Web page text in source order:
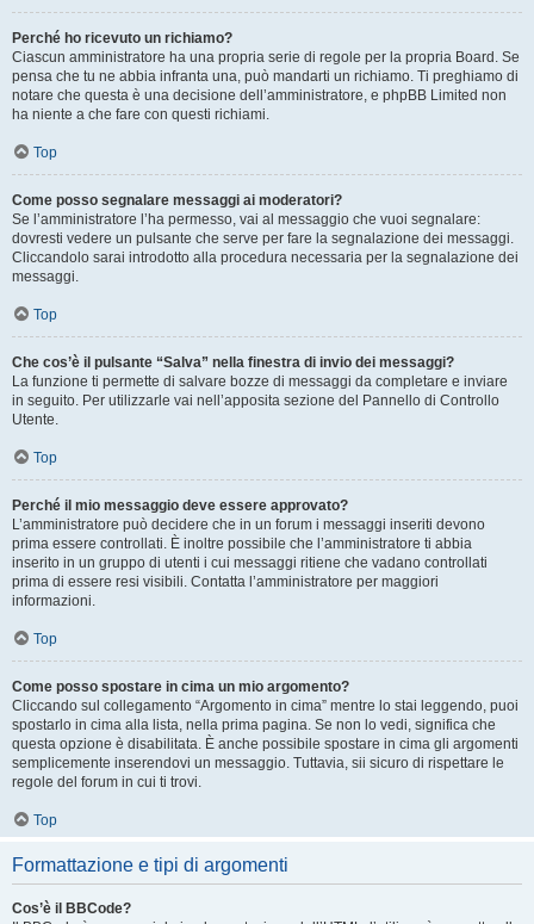
Perché ho ricevuto un richiamo?
Ciascun amministratore ha una propria serie di regole per la propria Board. Se
pensa che tu ne abbia infranta una, può mandarti un richiamo. Ti preghiamo di
notare che questa è una decisione dell’amministratore, e phpBB Limited non
ha niente a che fare con questi richiami.
Top
Come posso segnalare messaggi ai moderatori?
Se l’amministratore l’ha permesso, vai al messaggio che vuoi segnalare:
dovresti vedere un pulsante che serve per fare la segnalazione dei messaggi.
Cliccandolo sarai introdotto alla procedura necessaria per la segnalazione dei
messaggi.
Top
Che cos’è il pulsante “Salva” nella finestra di invio dei messaggi?
La funzione ti permette di salvare bozze di messaggi da completare e inviare
in seguito. Per utilizzarle vai nell’apposita sezione del Pannello di Controllo
Utente.
Top
Perché il mio messaggio deve essere approvato?
L’amministratore può decidere che in un forum i messaggi inseriti devono
prima essere controllati. È inoltre possibile che l’amministratore ti abbia
inserito in un gruppo di utenti i cui messaggi ritiene che vadano controllati
prima di essere resi visibili. Contatta l’amministratore per maggiori
informazioni.
Top
Come posso spostare in cima un mio argomento?
Cliccando sul collegamento “Argomento in cima” mentre lo stai leggendo, puoi
spostarlo in cima alla lista, nella prima pagina. Se non lo vedi, significa che
questa opzione è disabilitata. È anche possibile spostare in cima gli argomenti
semplicemente inserendovi un messaggio. Tuttavia, sii sicuro di rispettare le
regole del forum in cui ti trovi.
Top
Formattazione e tipi di argomenti
Cos’è il BBCode?